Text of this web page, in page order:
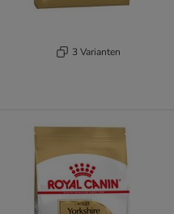
3 Varianten